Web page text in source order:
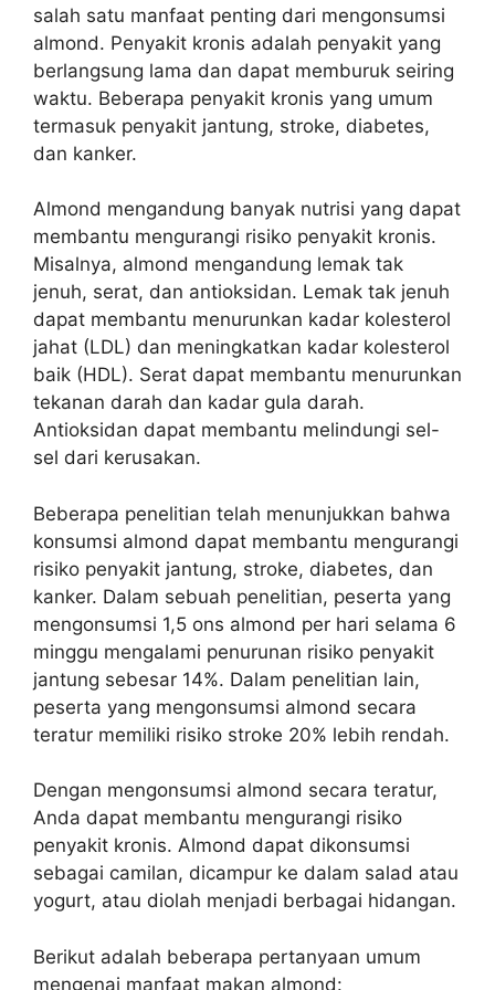
salah satu manfaat penting dari mengonsumsi
almond. Penyakit kronis adalah penyakit yang
berlangsung lama dan dapat memburuk seiring
waktu. Beberapa penyakit kronis yang umum
termasuk penyakit jantung, stroke, diabetes,
dan kanker.
Almond mengandung banyak nutrisi yang dapat
membantu mengurangi risiko penyakit kronis.
Misalnya, almond mengandung lemak tak
jenuh, serat, dan antioksidan. Lemak tak jenuh
dapat membantu menurunkan kadar kolesterol
jahat (LDL) dan meningkatkan kadar kolesterol
baik (HDL). Serat dapat membantu menurunkan
tekanan darah dan kadar gula darah.
Antioksidan dapat membantu melindungi sel-
sel dari kerusakan.
Beberapa penelitian telah menunjukkan bahwa
konsumsi almond dapat membantu mengurangi
risiko penyakit jantung, stroke, diabetes, dan
kanker. Dalam sebuah penelitian, peserta yang
mengonsumsi 1,5 ons almond per hari selama 6
minggu mengalami penurunan risiko penyakit
jantung sebesar 14%. Dalam penelitian lain,
peserta yang mengonsumsi almond secara
teratur memiliki risiko stroke 20% lebih rendah.
Dengan mengonsumsi almond secara teratur,
Anda dapat membantu mengurangi risiko
penyakit kronis. Almond dapat dikonsumsi
sebagai camilan, dicampur ke dalam salad atau
yogurt, atau diolah menjadi berbagai hidangan.
Berikut adalah beberapa pertanyaan umum
mengenai manfaat makan almond: